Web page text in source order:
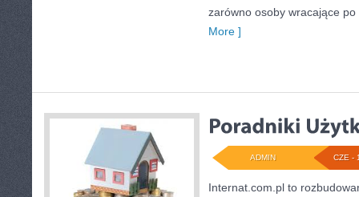
zarówno osoby wracające
More ]
CZE -
ADMIN
Internat.com.pl to